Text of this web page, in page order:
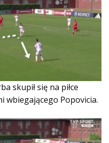
skupił się na piłce
wbiegającego Popovicia.